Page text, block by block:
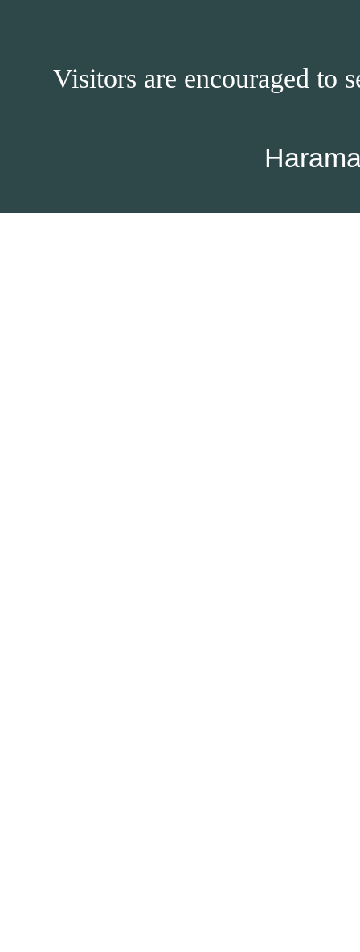
Visitors are encouraged to